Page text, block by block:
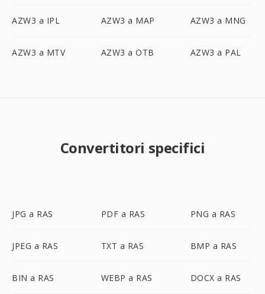
AZW3 a IPL AZW3 a MAP AZW3 a MNG
AZW3 a MTV AZW3 a OTB AZW3 a PAL
Convertitori specifici
JPG a RAS PDF a RAS PNG a RAS
JPEG a RAS TXT a RAS BMP a RAS
BIN a RAS WEBP a RAS DOCX a RAS